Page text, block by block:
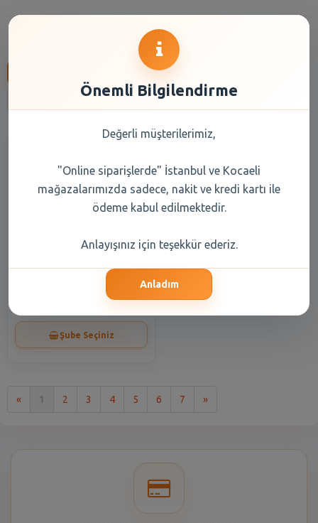
Kasap - Şarküter - Açık Bakliyat
Marka Seçiniz
3 4 6 7 »Son
Cedid Hurma Tunus 300 Gr
44,30 TL
Şube Seçiniz
« 1 2 3 4 5 6 7 »Son
Önemli Bilgilendirme
Değerli müşterilerimiz,
"Online siparişlerde" İstanbul ve Kocaeli
mağazalarımızda sadece, nakit ve kredi kartı ile
ödeme kabul edilmektedir.
Anlayışınız için teşekkür ederiz.
Anladım